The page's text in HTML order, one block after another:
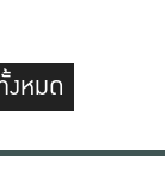
งหมด